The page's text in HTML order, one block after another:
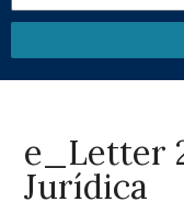
e_Letter
Jurídica